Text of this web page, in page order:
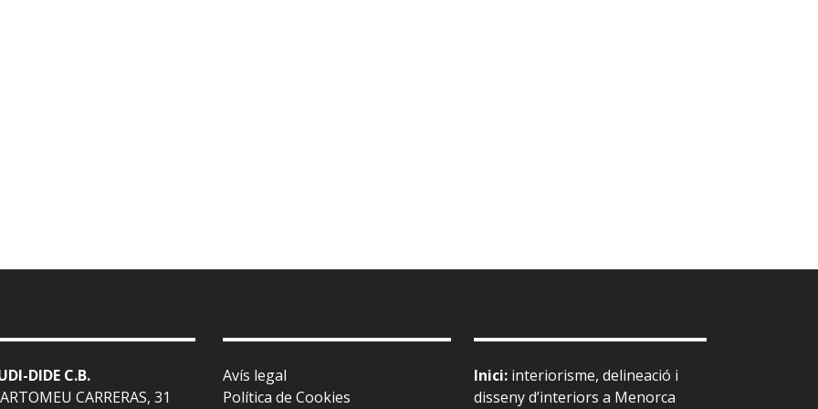
DIDE C.B.
CARRERAS, 31
Avís legal
Política de Cookies
Inici: interiorisme, delineació i
disseny d’interiors a Menorca